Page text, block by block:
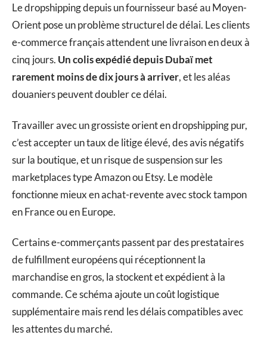
Le dropshipping depuis un fournisseur basé au Moyen-
Orient pose un problème structurel de délai. Les clients
e-commerce français attendent une livraison en deux à
cinq jours. Un colis expédié depuis Dubaï met
rarement moins de dix jours à arriver, et les aléas
douaniers peuvent doubler ce délai.
Travailler avec un grossiste orient en dropshipping pur,
c’est accepter un taux de litige élevé, des avis négatifs
sur la boutique, et un risque de suspension sur les
marketplaces type Amazon ou Etsy. Le modèle
fonctionne mieux en achat-revente avec stock tampon
en France ou en Europe.
Certains e-commerçants passent par des prestataires
de fulfillment européens qui réceptionnent la
marchandise en gros, la stockent et expédient à la
commande. Ce schéma ajoute un coût logistique
supplémentaire mais rend les délais compatibles avec
les attentes du marché.